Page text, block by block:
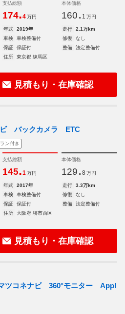
支払総額
174.4 万円
本体価格
160. 1 万円
年式 2019年 走行
2.1万km
車検
車検整備付 修復
なし
保証
保証付 整備
法定整備付
住所
東京都 練馬区
見積もり・在庫確認
ビ バックカメラ ETC
ン付き
支払総額
145.1 万円
本体価格
129. 8 万円
年式 2017年 走行
3.3万km
車検
車検整備付 修復
なし
保証
保証付 整備
法定整備付
住所
大阪府 堺市西区
見積もり・在庫確認
ツコネナビ 360°モニター Appl